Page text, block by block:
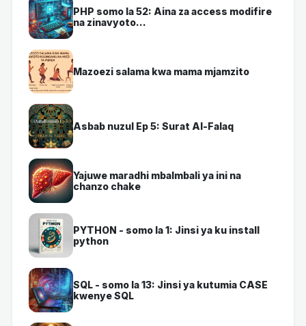
PHP somo la 52: Aina za access modifire
na zinavyoto...
Mazoezi salama kwa mama mjamzito
Asbab nuzul Ep 5: Surat Al-Falaq
Yajuwe maradhi mbalmbali ya ini na
chanzo chake
PYTHON - somo la 1: Jinsi ya ku install
python
SQL - somo la 13: Jinsi ya kutumia CASE
kwenye SQL